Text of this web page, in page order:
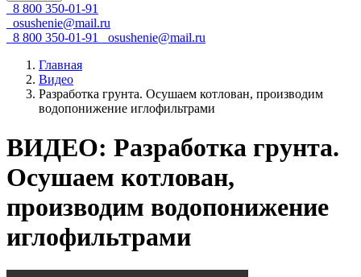
8 800 350-01-91
osushenie@mail.ru
8 800 350-01-91
osushenie@mail.ru
Главная
Видео
Разработка грунта. Осушаем котлован, производим
водопонижение иглофильтрами
ВИДЕО: Разработка грунта.
Осушаем котлован,
производим водопонижение
иглофильтрами